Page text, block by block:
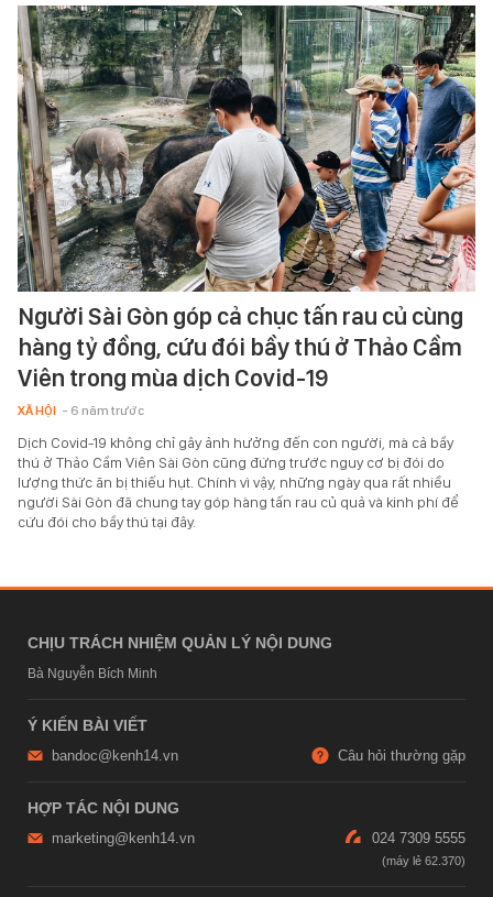
Người Sài Gòn góp cả chục tấn rau củ cùng
hàng tỷ đồng, cứu đói bầy thú ở Thảo Cầm
Viên trong mùa dịch Covid-19
XÃ HỘI - 6 năm trước
Dịch Covid-19 không chỉ gây ảnh hưởng đến con người, mà cả bầy
thú ở Thảo Cầm Viên Sài Gòn cũng đứng trước nguy cơ bị đói do
lượng thức ăn bị thiếu hụt. Chính vì vậy, những ngày qua rất nhiều
người Sài Gòn đã chung tay góp hàng tấn rau củ quả và kinh phí để
cứu đói cho bầy thú tại đây.
CHỊU TRÁCH NHIỆM QUẢN LÝ NỘI DUNG
Bà Nguyễn Bích Minh
Ý KIẾN BÀI VIẾT
bandoc@kenh14.vn Câu hỏi thường gặp
HỢP TÁC NỘI DUNG
marketing@kenh14.vn 024 7309 5555